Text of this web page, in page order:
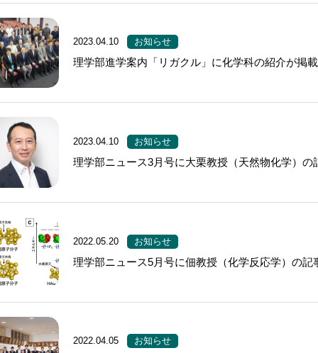
2023.04.10 お知らせ
理学部進学案内「リガクル」に化学科の紹介が掲
2023.04.10 お知らせ
理学部ニュース3月号に大栗教授（天然物化学）の
2022.05.20 お知らせ
理学部ニュース5月号に佃教授（化学反応学）の記
2022.04.05 お知らせ